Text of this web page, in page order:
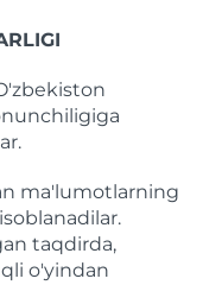
ma'lumotlarning
taqdirda,
o'yindan